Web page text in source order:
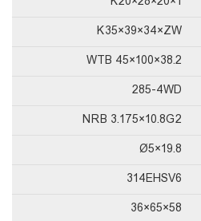
K35×39×34×ZW
WTB 45×100×38.2
285-4WD
NRB 3.175×10.8G2
Ø5×19.8
314EHSV6
58×65×36